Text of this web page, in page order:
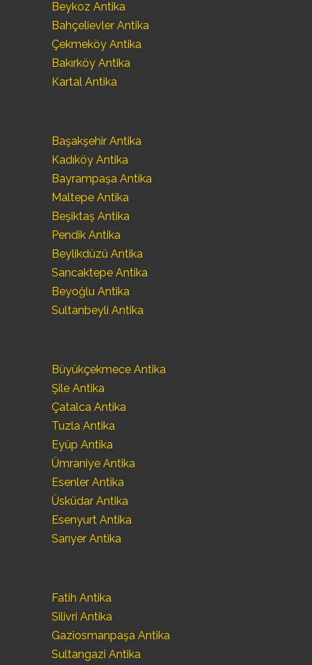
Beykoz Antika
Bahçelievler Antika
Çekmeköy Antika
Bakırköy Antika
Kartal Antika
Başakşehir Antika
Kadıköy Antika
Bayrampaşa Antika
Maltepe Antika
Beşiktaş Antika
Pendik Antika
Beylikdüzü Antika
Sancaktepe Antika
Beyoğlu Antika
Sultanbeyli Antika
Büyükçekmece Antika
Şile Antika
Çatalca Antika
Tuzla Antika
Eyüp Antika
Ümraniye Antika
Esenler Antika
Üsküdar Antika
Esenyurt Antika
Sarıyer Antika
Fatih Antika
Silivri Antika
Gaziosmanpaşa Antika
Sultangazi Antika